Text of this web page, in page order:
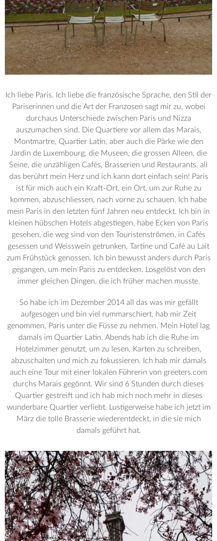
Ich liebe Paris. Ich liebe die französische Sprache, den Stil der
Pariserinnen und die Art der Franzosen sagt mir zu, wobei
durchaus Unterschiede zwischen Paris und Nizza
auszumachen sind. Die Quartiere vor allem das Marais,
Montmartre, Quartier Latin, aber auch die Pärke wie den
Jardin de Luxembourg, die Museen, die grossen Alleen, die
Seine, die unzähligen Cafés, Brasserien und Restaurants, all
das berührt mein Herz und ich kann dort einfach sein! Paris
ist für mich auch ein Kraft-Ort, ein Ort, um zur Ruhe zu
kommen, abzuschliessen, nach vorne zu schauen. Ich habe
mein Paris in den letzten fünf Jahren neu entdeckt. Ich bin in
kleinen hübschen Hotels abgestiegen, habe Ecken von Paris
gesehen, die weg sind von den Touristenströmen, in Cafés
gesessen und Weisswein getrunken, Tartine und Café au Lait
zum Frühstück genossen. Ich bin bewusst anders durch Paris
gegangen, um mein Paris zu entdecken. Losgelöst von den
immer gleichen Dingen, die ich früher machen musste.
So habe ich im Dezember 2014 all das was mir gefällt
aufgesogen und bin viel rummarschiert, hab mir Zeit
genommen, Paris unter die Füsse zu nehmen. Mein Hotel lag
damals im Quartier Latin. Abends hab ich die Ruhe im
Hotelzimmer genutzt, um zu lesen, Karten zu schreiben,
abzuschalten und mich zu fokussieren. Ich hab mir damals
auch eine Tour mit einer lokalen Führerin von greeters.com
durchs Marais gegönnt. Wir sind 6 Stunden durch dieses
Quartier gestreift und ich hab mich noch mehr in dieses
wunderbare Quartier verliebt. Lustigerweise habe ich jetzt im
März die tolle Brasserie wiederentdeckt, in die sie mich
damals geführt hat.